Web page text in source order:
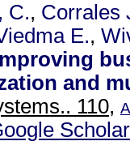
C., Corrales
E.,
and
110,
Scholar